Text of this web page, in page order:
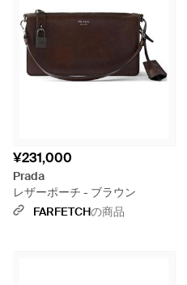
¥231,000
Prada
レザーポーチ - ブラウン
FARFETCHの商品